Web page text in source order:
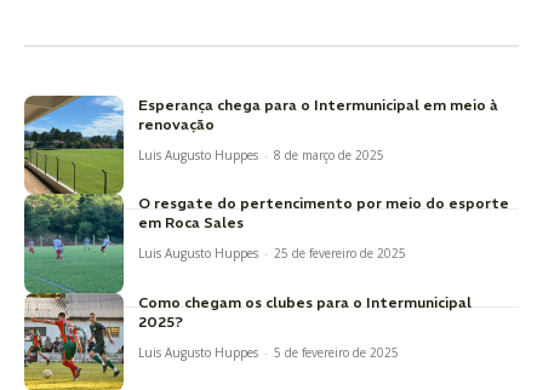
Esperança chega para o Intermunicipal em meio à
renovação
Luis Augusto Huppes - 8 de março de 2025
O resgate do pertencimento por meio do esporte
em Roca Sales
Luis Augusto Huppes - 25 de fevereiro de 2025
Como chegam os clubes para o Intermunicipal
2025?
Luis Augusto Huppes - 5 de fevereiro de 2025